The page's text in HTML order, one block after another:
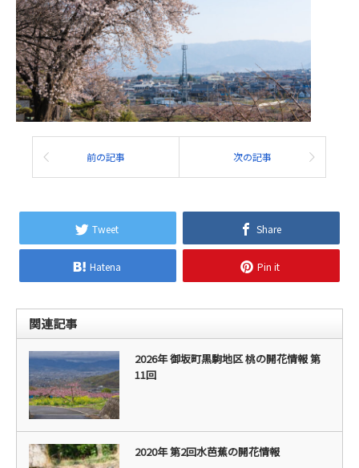
前の記事 次の記事
Tweet Share
Hatena Pin it
関連記事
2026年 御坂町黒駒地区 桃の開花情報 第
11回
2020年 第2回水芭蕉の開花情報